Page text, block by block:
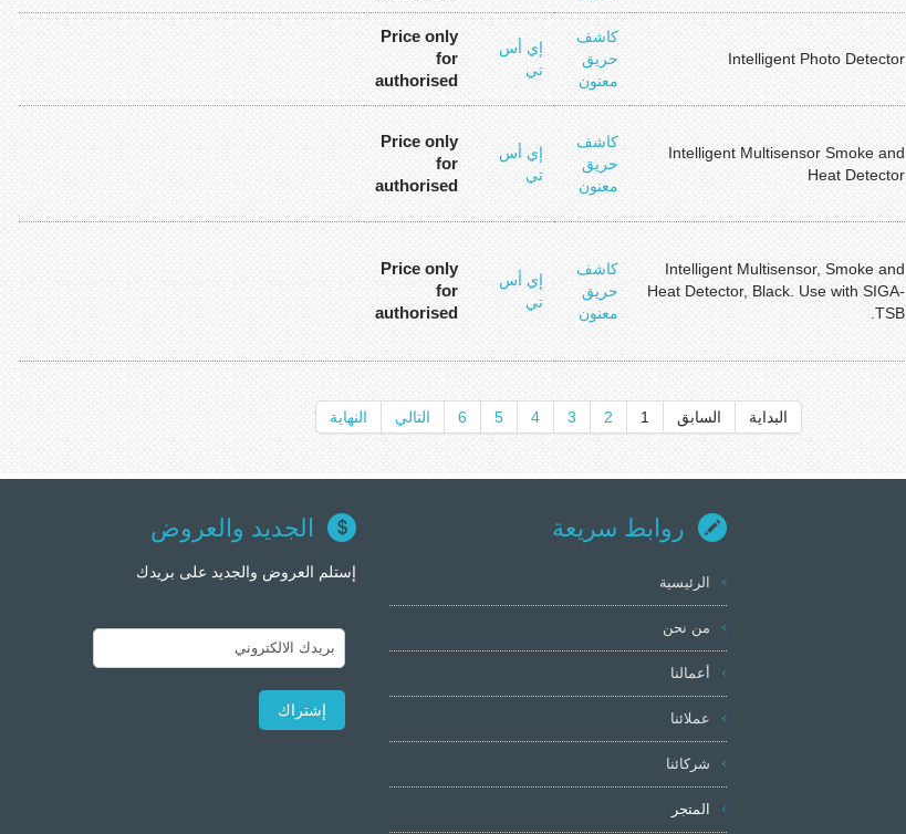
Intelligent Photo Detector
كاشف
حريق
معنون
إي أس
تي
Price only
for
authorised
Intelligent Multisensor Smoke and
Heat Detector
كاشف
حريق
معنون
إي أس
تي
Price only
for
authorised
Intelligent Multisensor, Smoke and
Heat Detector, Black. Use with SIGA-
TSB.
كاشف
حريق
معنون
إي أس
تي
Price only
for
authorised
البداية السابق 1
2
3
4
5
6 التالي النهاية
روابط سريعة
الرئيسية
من نحن
أعمالنا
عملائنا
شركائنا
المتجر
الجديد والعروض
إستلم العروض والجديد على بريدك